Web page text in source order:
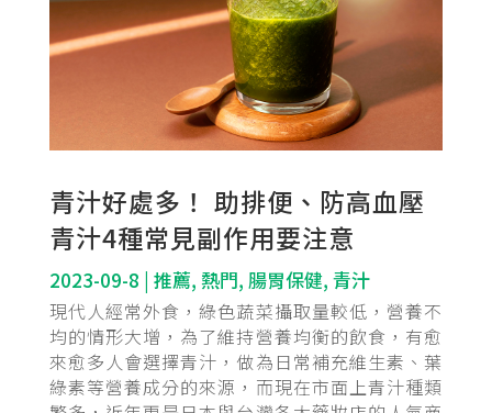
青汁好處多！ 助排便、防高血壓
青汁4種常見副作用要注意
2023-09-8 | 推薦, 熱門, 腸胃保健, 青汁
現代人經常外食，綠色蔬菜攝取量較低，營養不
均的情形大增，為了維持營養均衡的飲食，有愈
來愈多人會選擇青汁，做為日常補充維生素、葉
綠素等營養成分的來源，而現在市面上青汁種類